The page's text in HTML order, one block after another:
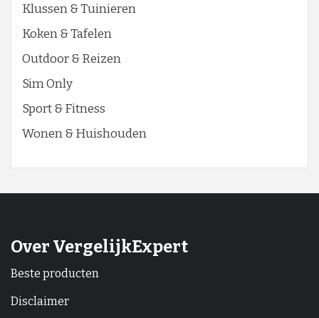
Klussen & Tuinieren
Koken & Tafelen
Outdoor & Reizen
Sim Only
Sport & Fitness
Wonen & Huishouden
Over VergelijkExpert
Beste producten
Disclaimer